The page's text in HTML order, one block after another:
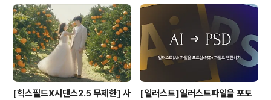
[힉스필드X시댄스2.5 무제한] 사
[일러스트]일러스트파일을 포토